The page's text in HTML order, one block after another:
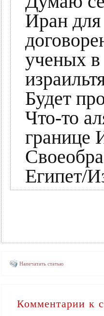
Иран для
ученых
Будет
Что-то
границе
Египет/
Напечатать статью
Комментарии к